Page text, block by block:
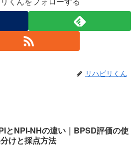
リハビリくん
とNPI-NHの違い｜BPSD評価の使
けと採点方法